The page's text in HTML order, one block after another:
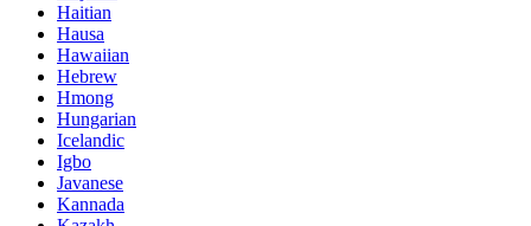
Haitian
Hausa
Hawaiian
Hebrew
Hmong
Hungarian
Icelandic
Igbo
Javanese
Kannada